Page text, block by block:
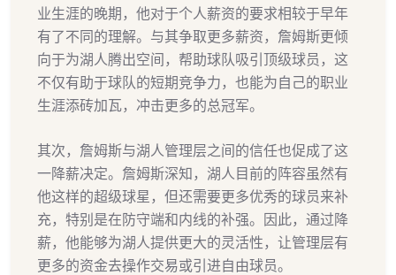
业生涯的晚期，他对于个人薪资的要求相较于早年
有了不同的理解。与其争取更多薪资，詹姆斯更倾
向于为湖人腾出空间，帮助球队吸引顶级球员，这
不仅有助于球队的短期竞争力，也能为自己的职业
生涯添砖加瓦，冲击更多的总冠军。
其次，詹姆斯与湖人管理层之间的信任也促成了这
一降薪决定。詹姆斯深知，湖人目前的阵容虽然有
他这样的超级球星，但还需要更多优秀的球员来补
充，特别是在防守端和内线的补强。因此，通过降
薪，他能够为湖人提供更大的灵活性，让管理层有
更多的资金去操作交易或引进自由球员。